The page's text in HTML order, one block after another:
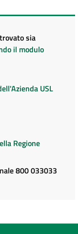
sia
il modulo
USL
Regione
800 033033